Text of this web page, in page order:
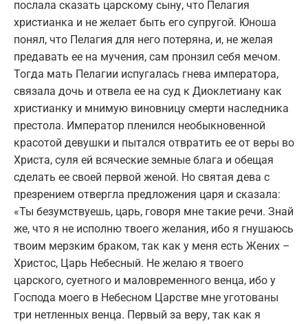
послала сказать царскому сыну, что Пелагия
христианка и не желает быть его супругой. Юноша
понял, что Пелагия для него потеряна, и, не желая
предавать ее на мучения, сам пронзил себя мечом.
Тогда мать Пелагии испугалась гнева императора,
связала дочь и отвела ее на суд к Диоклетиану как
христианку и мнимую виновницу смерти наследника
престола. Император пленился необыкновенной
красотой девушки и пытался отвратить ее от веры во
Христа, суля ей всяческие земные блага и обещая
сделать ее своей первой женой. Но святая дева с
презрением отвергла предложения царя и сказала:
«Ты безумствуешь, царь, говоря мне такие речи. Знай
же, что я не исполню твоего желания, ибо я гнушаюсь
твоим мерзким браком, так как у меня есть Жених –
Христос, Царь Небесный. Не желаю я твоего
царского, суетного и маловременного венца, ибо у
Господа моего в Небесном Царстве мне уготованы
три нетленных венца. Первый за веру, так как я